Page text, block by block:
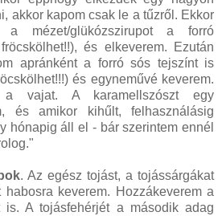
akkor kapom csak le a tűzről. Ekkor
a mézet/glükózszirupot a forró
és elkeverem. Ezután
apránként a forró sós tejszínt is
és egyneművé keverem.
a vajat. A karamellszószt egy
és amikor kihűlt, felhasználásig
hónapig áll el - bár szerintem ennél
. Az egész tojást, a tojássárgákat
keverem. Hozzákeverem a
is. A tojásfehérjét a második adag